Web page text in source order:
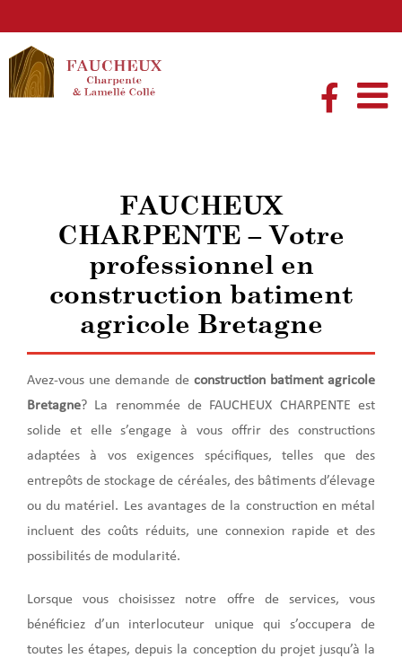
au
contenu
FAUCHEUX
CHARPENTE – Votre
professionnel en
construction batiment
agricole Bretagne
Avez-vous une demande de construction batiment agricole
Bretagne? La renommée de FAUCHEUX CHARPENTE est
solide et elle s’engage à vous offrir des constructions
adaptées à vos exigences spécifiques, telles que des
entrepôts de stockage de céréales, des bâtiments d’élevage
ou du matériel. Les avantages de la construction en métal
incluent des coûts réduits, une connexion rapide et des
possibilités de modularité.
Lorsque vous choisissez notre offre de services, vous
bénéficiez d’un interlocuteur unique qui s’occupera de
toutes les étapes, depuis la conception du projet jusqu’à la